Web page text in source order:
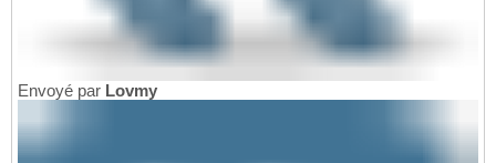
Envoyé par Lovmy